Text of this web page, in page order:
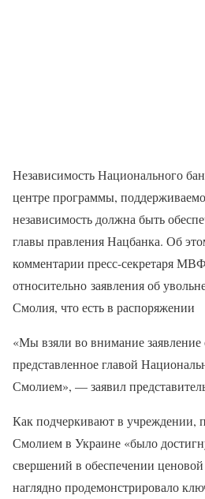
Независимость Национального
центре программы,
независимость должна быть
главы правления Нацбанка. Об
комментарии пресс-секретаря МВФ
относительно заявления об
Смолия, что есть в распоряжении
«Мы взяли во внимание заявление
представленное главой
Смолием», — заявил
Как подчеркивают в учреждении,
Смолием в Украине «было
свершений в обеспечении ценовой
наглядно продемонстрировало